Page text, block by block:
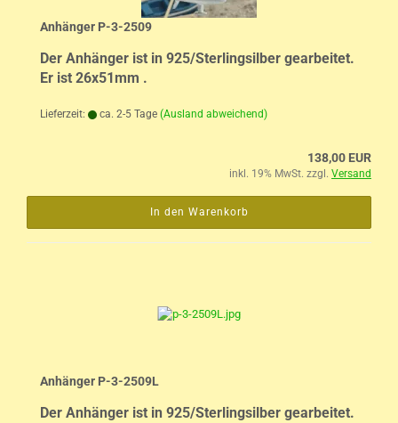
Anhänger P-3-2509
Der Anhänger ist in 925/Sterlingsilber gearbeitet.
Er ist 26x51mm .
Lieferzeit: ca. 2-5 Tage (Ausland abweichend)
138,00 EUR
inkl. 19% MwSt. zzgl. Versand
In den Warenkorb
Anhänger P-3-2509L
Der Anhänger ist in 925/Sterlingsilber gearbeitet.